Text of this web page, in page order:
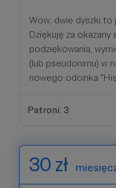
Wow, dwie dyszki to
Dziękuję za okazany
podziękowania,
(lub pseudonimu) w
nowego odcinka
Patroni: 3
30 zł